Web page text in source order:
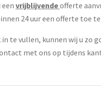
vrijblijvendeofferte
24 uur een offerte toe
te vullen, kunnen wij u zo
met ons op tijdens